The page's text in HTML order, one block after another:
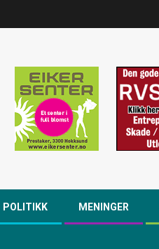
POLITIKK MENINGER